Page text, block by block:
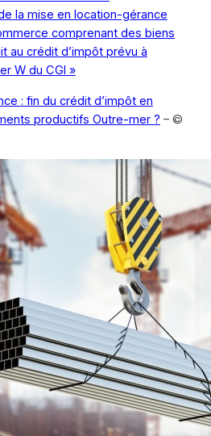
la mise en location-gérance
comprenant des biens
au crédit d’impôt prévu à
W du CGI »
: fin du crédit d’impôt en
productifs Outre-mer ? – ©